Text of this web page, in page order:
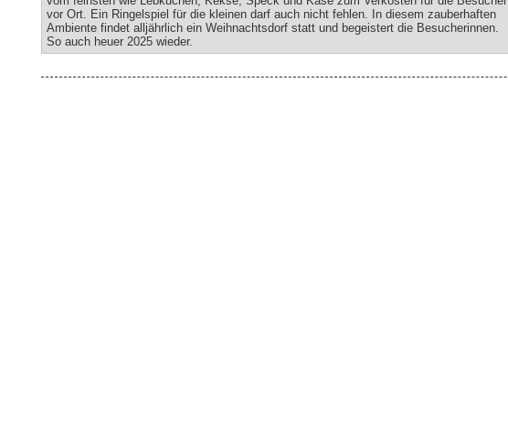
vor Ort. Ein Ringelspiel für die kleinen darf auch nicht fehlen. In diesem zauberhaften
Ambiente findet alljährlich ein Weihnachtsdorf statt und begeistert die Besucherinnen.
So auch heuer 2025 wieder.